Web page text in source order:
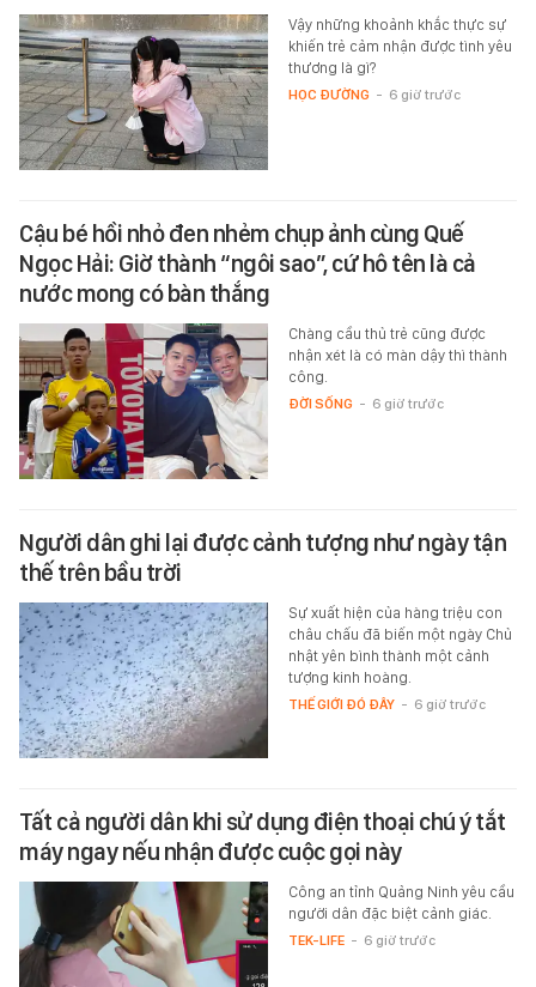
Vậy những khoảnh khắc thực sự
khiến trẻ cảm nhận được tình yêu
thương là gì?
HỌC ĐƯỜNG - 6 giờ trước
Cậu bé hồi nhỏ đen nhẻm chụp ảnh cùng Quế
Ngọc Hải: Giờ thành “ngôi sao”, cứ hô tên là cả
nước mong có bàn thắng
Chàng cầu thủ trẻ cũng được
nhận xét là có màn dậy thì thành
công.
ĐỜI SỐNG - 6 giờ trước
Người dân ghi lại được cảnh tượng như ngày tận
thế trên bầu trời
Sự xuất hiện của hàng triệu con
châu chấu đã biến một ngày Chủ
nhật yên bình thành một cảnh
tượng kinh hoàng.
THẾ GIỚI ĐÓ ĐÂY - 6 giờ trước
Tất cả người dân khi sử dụng điện thoại chú ý tắt
máy ngay nếu nhận được cuộc gọi này
Công an tỉnh Quảng Ninh yêu cầu
người dân đặc biệt cảnh giác.
TEK-LIFE - 6 giờ trước